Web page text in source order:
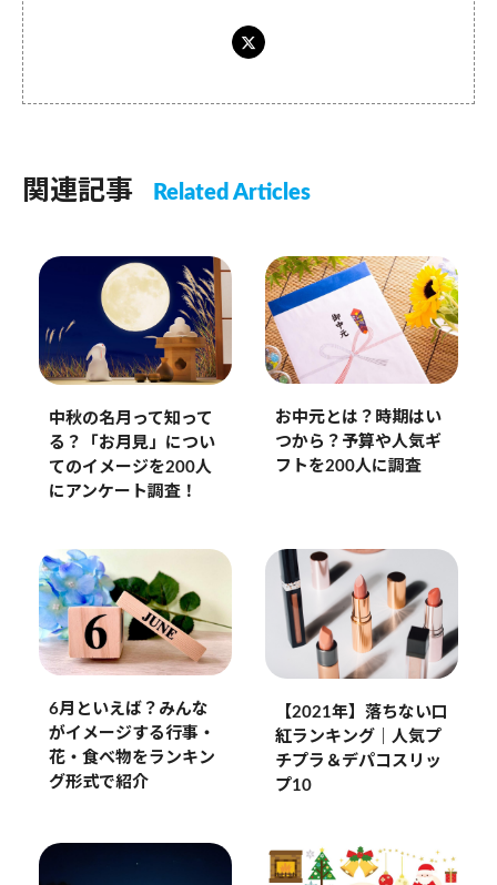
関連記事 Related Articles
中秋の名月って知って
る？「お月見」につい
てのイメージを200人
にアンケート調査！
お中元とは？時期はい
つから？予算や人気ギ
フトを200人に調査
6月といえば？みんな
がイメージする行事・
花・食べ物をランキン
グ形式で紹介
【2021年】落ちない口
紅ランキング｜人気プ
チプラ＆デパコスリッ
プ10